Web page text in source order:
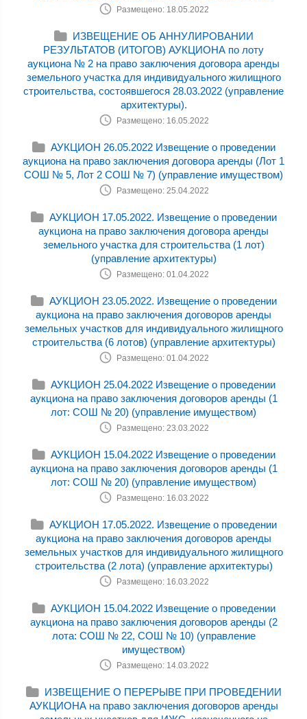
Размещено: 18.05.2022
ИЗВЕЩЕНИЕ ОБ АННУЛИРОВАНИИ
РЕЗУЛЬТАТОВ (ИТОГОВ) АУКЦИОНА по лоту
аукциона № 2 на право заключения договора аренды
земельного участка для индивидуального жилищного
строительства, состоявшегося 28.03.2022 (управление
архитектуры).
Размещено: 16.05.2022
АУКЦИОН 26.05.2022 Извещение о проведении
аукциона на право заключения договора аренды (Лот 1
СОШ № 5, Лот 2 СОШ № 7) (управление имуществом)
Размещено: 25.04.2022
АУКЦИОН 17.05.2022. Извещение о проведении
аукциона на право заключения договора аренды
земельного участка для строительства (1 лот)
(управление архитектуры)
Размещено: 01.04.2022
АУКЦИОН 23.05.2022. Извещение о проведении
аукциона на право заключения договоров аренды
земельных участков для индивидуального жилищного
строительства (6 лотов) (управление архитектуры)
Размещено: 01.04.2022
АУКЦИОН 25.04.2022 Извещение о проведении
аукциона на право заключения договоров аренды (1
лот: СОШ № 20) (управление имуществом)
Размещено: 23.03.2022
АУКЦИОН 15.04.2022 Извещение о проведении
аукциона на право заключения договоров аренды (1
лот: СОШ № 20) (управление имуществом)
Размещено: 16.03.2022
АУКЦИОН 17.05.2022. Извещение о проведении
аукциона на право заключения договоров аренды
земельных участков для индивидуального жилищного
строительства (2 лота) (управление архитектуры)
Размещено: 16.03.2022
АУКЦИОН 15.04.2022 Извещение о проведении
аукциона на право заключения договоров аренды (2
лота: СОШ № 22, СОШ № 10) (управление
имуществом)
Размещено: 14.03.2022
ИЗВЕЩЕНИЕ О ПЕРЕРЫВЕ ПРИ ПРОВЕДЕНИИ
АУКЦИОНА на право заключения договоров аренды